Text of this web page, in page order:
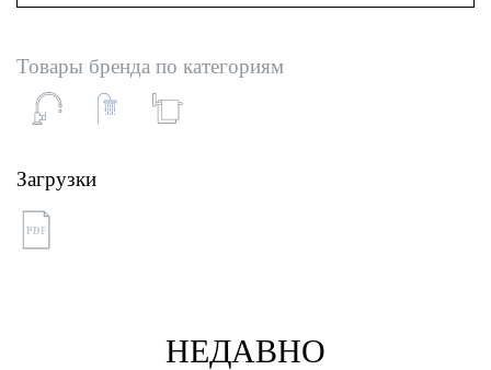
Товары бренда по категориям
Загрузки
PDF
НЕДАВНО